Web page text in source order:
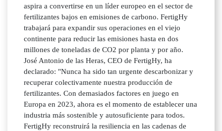
aspira a convertirse en un líder europeo en el sector de
fertilizantes bajos en emisiones de carbono. FertigHy
trabajará para expandir sus operaciones en el viejo
continente para reducir las emisiones hasta en dos
millones de toneladas de CO2 por planta y por año.
José Antonio de las Heras, CEO de FertigHy, ha
declarado: "Nunca ha sido tan urgente descarbonizar y
recuperar colectivamente nuestra producción de
fertilizantes. Con demasiados factores en juego en
Europa en 2023, ahora es el momento de establecer una
industria más sostenible y autosuficiente para todos.
FertigHy reconstruirá la resiliencia en las cadenas de